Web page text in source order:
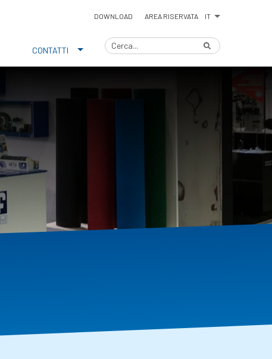
DOWNLOAD AREA RISERVATA IT
CONTATTI